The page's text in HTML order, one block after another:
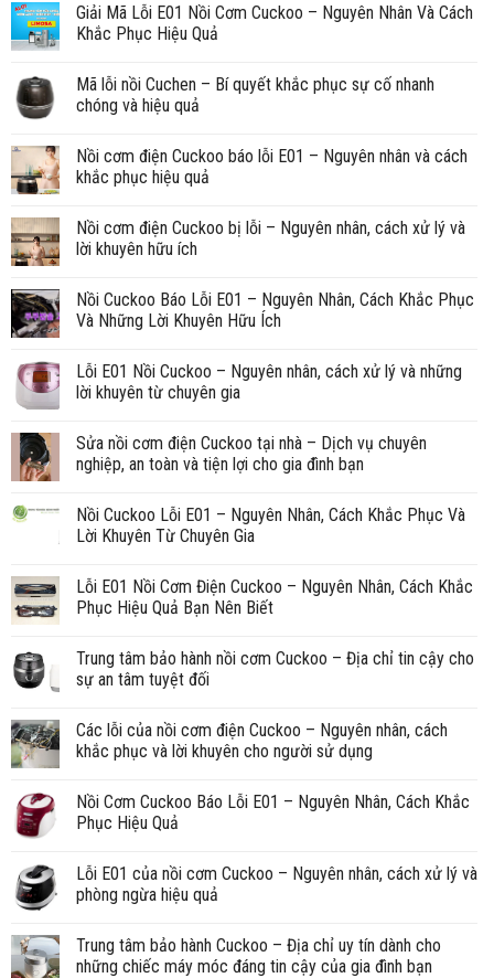
Giải Mã Lỗi E01 Nồi Cơm Cuckoo – Nguyên Nhân Và Cách
Khắc Phục Hiệu Quả
Mã lỗi nồi Cuchen – Bí quyết khắc phục sự cố nhanh
chóng và hiệu quả
Nồi cơm điện Cuckoo báo lỗi E01 – Nguyên nhân và cách
khắc phục hiệu quả
Nồi cơm điện Cuckoo bị lỗi – Nguyên nhân, cách xử lý và
lời khuyên hữu ích
Nồi Cuckoo Báo Lỗi E01 – Nguyên Nhân, Cách Khắc Phục
Và Những Lời Khuyên Hữu Ích
Lỗi E01 Nồi Cuckoo – Nguyên nhân, cách xử lý và những
lời khuyên từ chuyên gia
Sửa nồi cơm điện Cuckoo tại nhà – Dịch vụ chuyên
nghiệp, an toàn và tiện lợi cho gia đình bạn
Nồi Cuckoo Lỗi E01 – Nguyên Nhân, Cách Khắc Phục Và
Lời Khuyên Từ Chuyên Gia
Lỗi E01 Nồi Cơm Điện Cuckoo – Nguyên Nhân, Cách Khắc
Phục Hiệu Quả Bạn Nên Biết
Trung tâm bảo hành nồi cơm Cuckoo – Địa chỉ tin cậy cho
sự an tâm tuyệt đối
Các lỗi của nồi cơm điện Cuckoo – Nguyên nhân, cách
khắc phục và lời khuyên cho người sử dụng
Nồi Cơm Cuckoo Báo Lỗi E01 – Nguyên Nhân, Cách Khắc
Phục Hiệu Quả
Lỗi E01 của nồi cơm Cuckoo – Nguyên nhân, cách xử lý và
phòng ngừa hiệu quả
Trung tâm bảo hành Cuckoo – Địa chỉ uy tín dành cho
những chiếc máy móc đáng tin cậy của gia đình bạn